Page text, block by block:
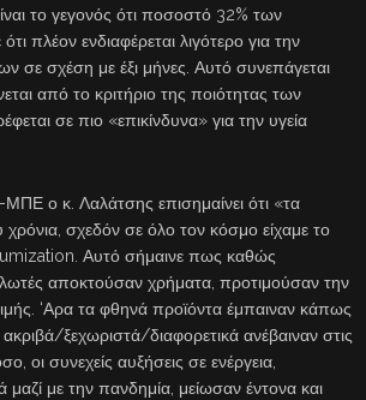
το γεγονός ότι ποσοστό 32% των
πλέον ενδιαφέρεται λιγότερο για την
σε σχέση με έξι μήνες. Αυτό συνεπάγεται
από το κριτήριο της ποιότητας των
σε πιο «επικίνδυνα» για την υγεία
ο κ. Λαλάτσης επισημαίνει ότι «τα
χρόνια, σχεδόν σε όλο τον κόσμο είχαμε το
Αυτό σήμαινε πως καθώς
αποκτούσαν χρήματα, προτιμούσαν την
‘Αρα τα φθηνά προϊόντα έμπαιναν κάπως
ξεχωριστά/διαφορετικά ανέβαιναν στις
οι συνεχείς αυξήσεις σε ενέργεια,
μαζί με την πανδημία, μείωσαν έντονα και